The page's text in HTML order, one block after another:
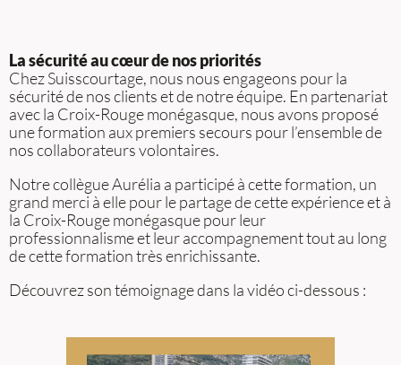
La sécurité au cœur de nos priorités
Chez Suisscourtage, nous nous engageons pour la
sécurité de nos clients et de notre équipe. En partenariat
avec la Croix-Rouge monégasque, nous avons proposé
une formation aux premiers secours pour l’ensemble de
nos collaborateurs volontaires.
Notre collègue Aurélia a participé à cette formation, un
grand merci à elle pour le partage de cette expérience et à
la Croix-Rouge monégasque pour leur
professionnalisme et leur accompagnement tout au long
de cette formation très enrichissante.
Découvrez son témoignage dans la vidéo ci-dessous :